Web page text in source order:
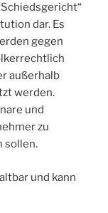
dar. Es
gegen
außerhalb
werden.
und
zu
sollen.
und kann